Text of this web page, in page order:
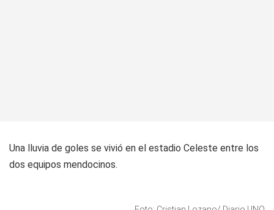
Una lluvia de goles se vivió en el estadio Celeste entre los
dos equipos mendocinos.